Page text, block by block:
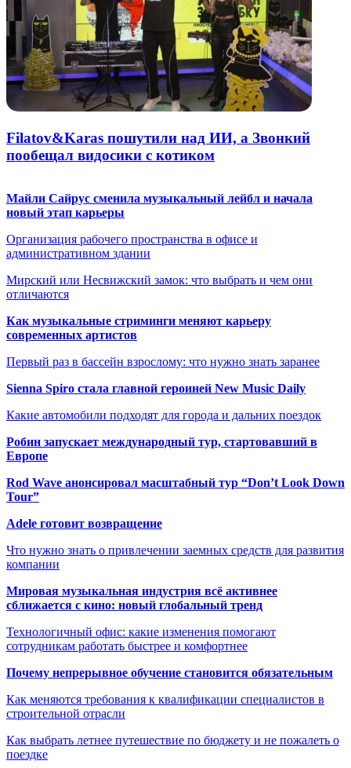
Filatov&Karas пошутили над ИИ, а Звонкий
пообещал видосики с котиком
Майли Сайрус сменила музыкальный лейбл и начала
новый этап карьеры
Организация рабочего пространства в офисе и
административном здании
Мирский или Несвижский замок: что выбрать и чем они
отличаются
Как музыкальные стриминги меняют карьеру
современных артистов
Первый раз в бассейн взрослому: что нужно знать заранее
Sienna Spiro стала главной героиней New Music Daily
Какие автомобили подходят для города и дальних поездок
Робин запускает международный тур, стартовавший в
Европе
Rod Wave анонсировал масштабный тур “Don’t Look Down
Tour”
Adele готовит возвращение
Что нужно знать о привлечении заемных средств для развития
компании
Мировая музыкальная индустрия всё активнее
сближается с кино: новый глобальный тренд
Технологичный офис: какие изменения помогают
сотрудникам работать быстрее и комфортнее
Почему непрерывное обучение становится обязательным
Как меняются требования к квалификации специалистов в
строительной отрасли
Как выбрать летнее путешествие по бюджету и не пожалеть о
поездке